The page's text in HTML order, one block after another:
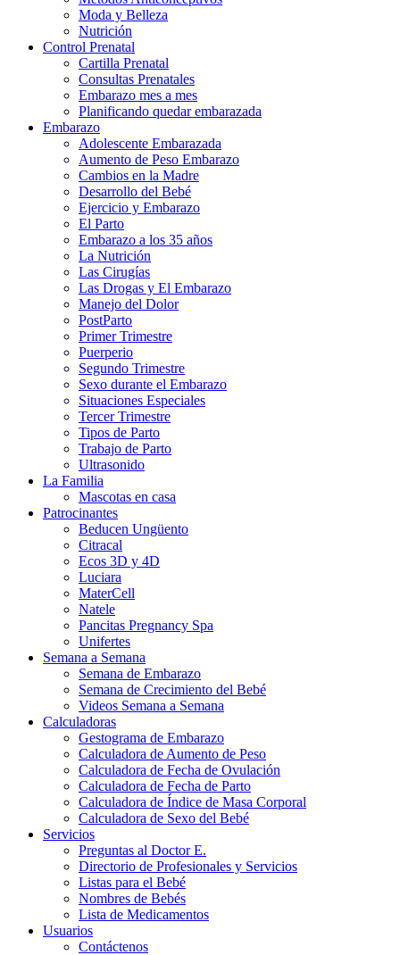
Moda y Belleza
Nutrición
Control Prenatal
Cartilla Prenatal
Consultas Prenatales
Embarazo mes a mes
Planificando quedar embarazada
Embarazo
Adolescente Embarazada
Aumento de Peso Embarazo
Cambios en la Madre
Desarrollo del Bebé
Ejercicio y Embarazo
El Parto
Embarazo a los 35 años
La Nutrición
Las Cirugías
Las Drogas y El Embarazo
Manejo del Dolor
PostParto
Primer Trimestre
Puerperio
Segundo Trimestre
Sexo durante el Embarazo
Situaciones Especiales
Tercer Trimestre
Tipos de Parto
Trabajo de Parto
Ultrasonido
La Familia
Mascotas en casa
Patrocinantes
Beducen Ungüento
Citracal
Ecos 3D y 4D
Luciara
MaterCell
Natele
Pancitas Pregnancy Spa
Unifertes
Semana a Semana
Semana de Embarazo
Semana de Crecimiento del Bebé
Videos Semana a Semana
Calculadoras
Gestograma de Embarazo
Calculadora de Aumento de Peso
Calculadora de Fecha de Ovulación
Calculadora de Fecha de Parto
Calculadora de Índice de Masa Corporal
Calculadora de Sexo del Bebé
Servicios
Preguntas al Doctor E.
Directorio de Profesionales y Servicios
Listas para el Bebé
Nombres de Bebés
Lista de Medicamentos
Usuarios
Contáctenos